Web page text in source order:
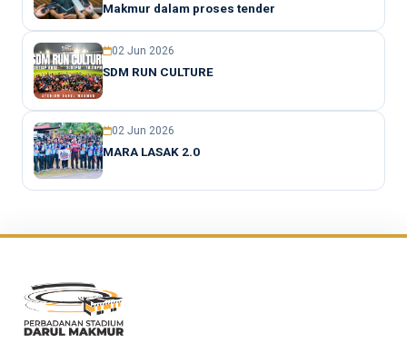
Makmur dalam proses tender
02 Jun 2026
SDM RUN CULTURE
02 Jun 2026
MARA LASAK 2.0